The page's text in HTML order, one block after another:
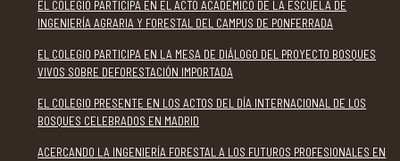
EL COLEGIO PARTICIPA EN EL ACTO ACADÉMICO DE LA ESCUELA DE
INGENIERÍA AGRARIA Y FORESTAL DEL CAMPUS DE PONFERRADA
EL COLEGIO PARTICIPA EN LA MESA DE DIÁLOGO DEL PROYECTO BOSQUES
VIVOS SOBRE DEFORESTACIÓN IMPORTADA
EL COLEGIO PRESENTE EN LOS ACTOS DEL DÍA INTERNACIONAL DE LOS
BOSQUES CELEBRADOS EN MADRID
ACERCANDO LA INGENIERÍA FORESTAL A LOS FUTUROS PROFESIONALES EN